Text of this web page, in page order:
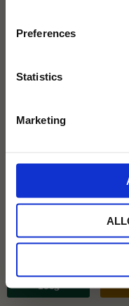
Preferences
Statistics
Marketing
100g
Få 10% rabatt på ditt
* Rabatten gäller endast